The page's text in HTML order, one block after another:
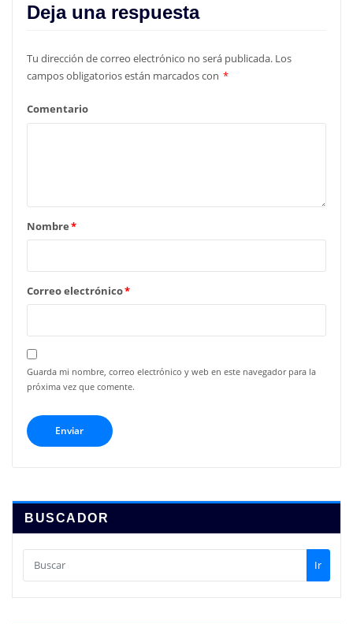
Deja una respuesta
Tu dirección de correo electrónico no será publicada. Los
campos obligatorios están marcados con *
Comentario
Nombre*
Correo electrónico*
Guarda mi nombre, correo electrónico y web en este navegador para la
próxima vez que comente.
BUSCADOR
Ir